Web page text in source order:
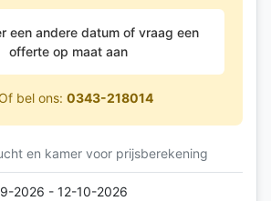
een andere datum of vraag een
offerte op maat aan
bel ons: 0343-218014
en kamer voor prijsberekening
2026 - 12-10-2026